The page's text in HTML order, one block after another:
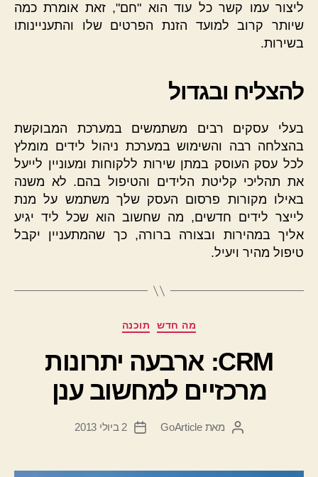
ליצור עמו קשר כל עוד הוא "חם", זאת אומרת כמה
שיותר קרוב למועד הזנת הפרטים שלו והתעניינותו
בשירות.
להצליח ובגדול
בעלי עסקים רבים משתמשים במערכת המבוקשת
בהצלחה רבה והשימוש במערכת ניהול לידים מומלץ
לכל עסק העוסק במתן שירות ללקוחות ומעוניין לייעל
את תהליכי קליטת הלידים והטיפול בהם. לא משנה
באילו מקורות פרסום העסק שלך משתמש על מנת
לייצר לידים חדשים, מה שחשוב הוא שכל ליד יגיע
אליך במהירות ובצורה ברורה, כך שהמתעניין יקבל
טיפול מהיר ויעיל.
קטגוריותמה חדש תוכנה
CRM: ארבעה יתרונות
מרכזיים למחשוב ענן
המחבר
מאתGoArticle
תאריך
2 ביולי 2013